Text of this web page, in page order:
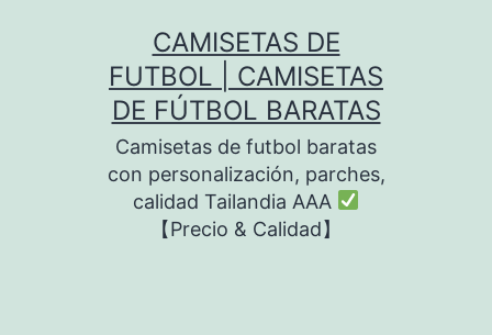
CAMISETAS DE
FUTBOL | CAMISETAS
DE FÚTBOL BARATAS
Camisetas de futbol baratas
con personalización, parches,
calidad Tailandia AAA
【Precio & Calidad】